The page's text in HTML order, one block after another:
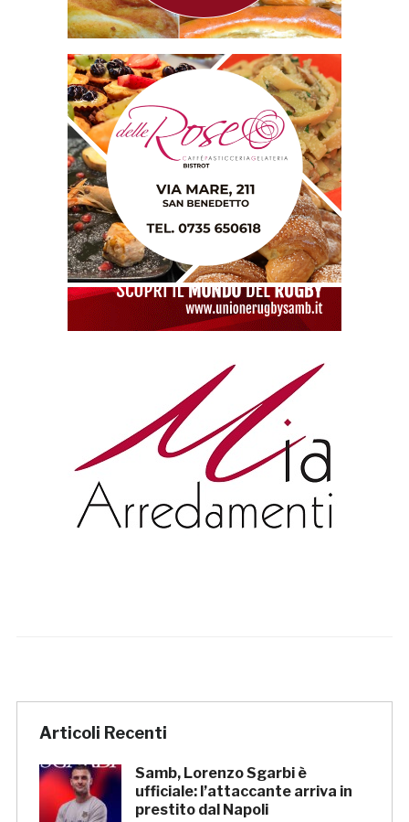
Articoli Recenti
Samb, Lorenzo Sgarbi è
ufficiale: l’attaccante arriva in
prestito dal Napoli